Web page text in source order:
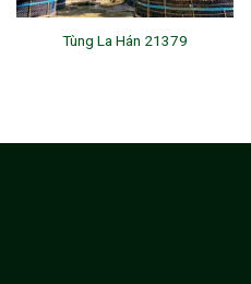
Tùng La Hán 21379